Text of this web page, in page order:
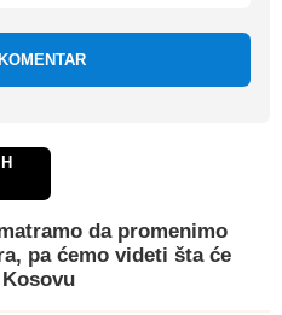
da promenimo
pa ćemo videti šta će